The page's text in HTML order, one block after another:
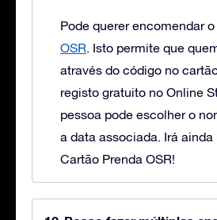
Pode querer encomendar o
OSR. Isto permite que
através do código no
registo gratuito no Online
pessoa pode escolher o
a data associada. Irá ainda
Cartão Prenda OSR!